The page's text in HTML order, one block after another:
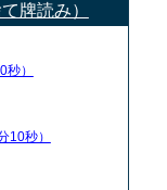
牌読み）
秒）
10秒）